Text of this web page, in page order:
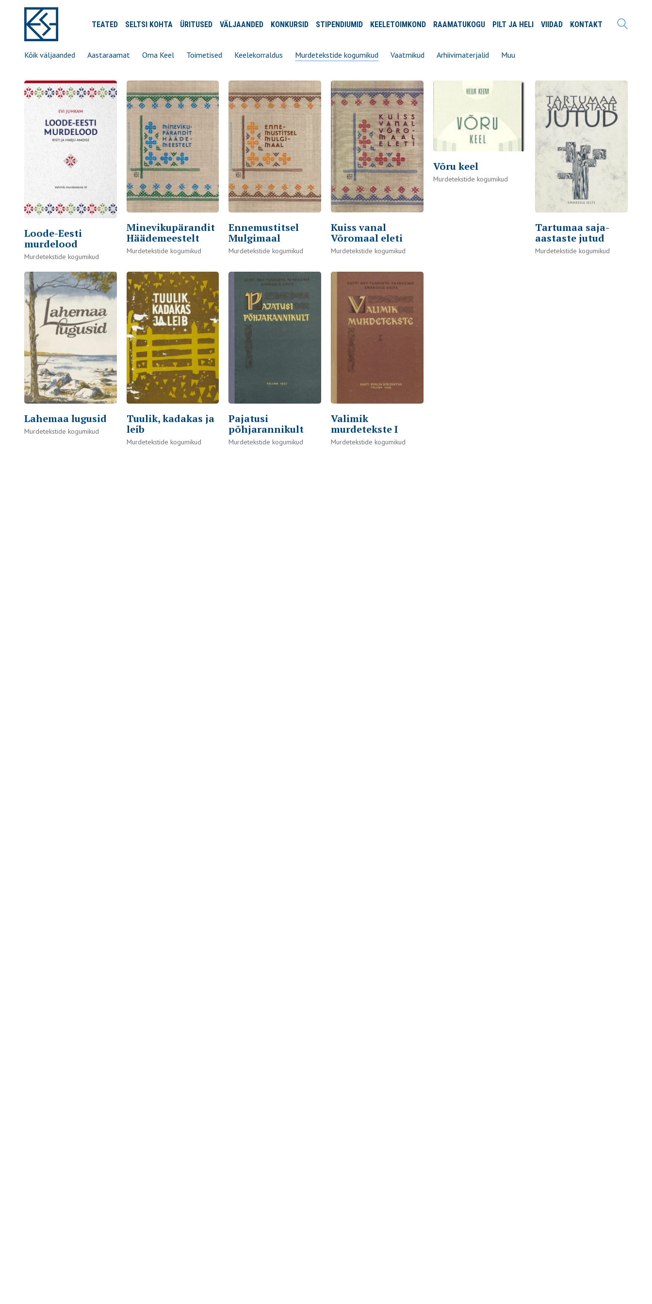
TEATED SELTSI KOHTA ÜRITUSED VÄLJAANDED KONKURSID STIPENDIUMID KEELETOIMKOND RAAMATUKOGU PILT JA HELI VIIDAD KONTAKT
Kõik väljaanded Aastaraamat Oma Keel Toimetised Keelekorraldus Murdetekstide kogumikud Vaatmikud Arhiivimaterjalid Muu
Loode-Eesti
murdelood
Murdetekstide kogumikud
Minevikupärandit
Häädemeestelt
Murdetekstide kogumikud
Ennemustitsel
Mulgimaal
Murdetekstide kogumikud
Kuiss vanal
Võromaal eleti
Murdetekstide kogumikud
Võru keel
Murdetekstide kogumikud
Tartumaa saja-
aastaste jutud
Murdetekstide kogumikud
Lahemaa lugusid
Murdetekstide kogumikud
Tuulik, kadakas ja
leib
Murdetekstide kogumikud
Pajatusi
põhjarannikult
Murdetekstide kogumikud
Valimik
murdetekste I
Murdetekstide kogumikud